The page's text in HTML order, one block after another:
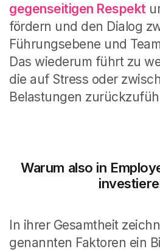
gegenseitigen Respekt
fördern und den Dialog
Führungsebene und
Das wiederum führt zu
die auf Stress oder
Belastungen
Warum also in
In ihrer Gesamtheit
genannten Faktoren ein